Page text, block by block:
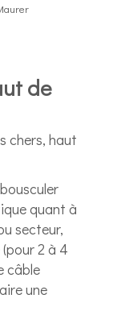
de
chers, haut
quant à
secteur,
2 à 4
câble
une